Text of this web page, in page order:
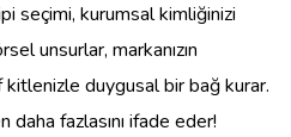
seçimi, kurumsal kimliğinizi
unsurlar, markanızın
kitlenizle duygusal bir bağ kurar.
fazlasını ifade eder!